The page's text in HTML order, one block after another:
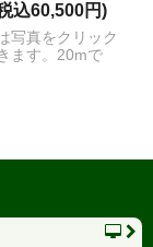
込60,500円)
写真をクリック
ます。20mで